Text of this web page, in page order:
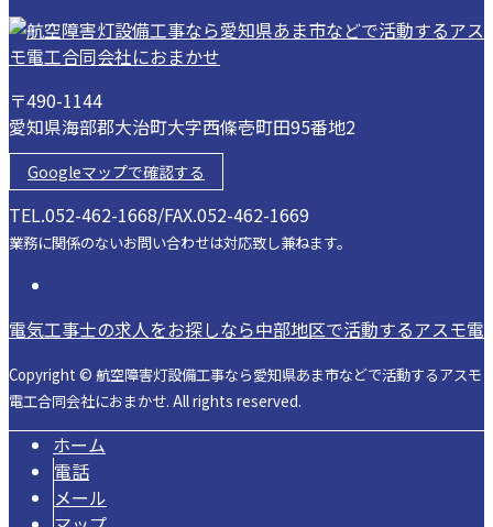
〒490-1144
愛知県海部郡大治町大字西條壱町田95番地2
Googleマップで確認する
TEL.052-462-1668/FAX.052-462-1669
業務に関係のないお問い合わせは対応致し兼ねます。
電気工事士の求人をお探しなら中部地区で活動するアスモ
Copyright © 航空障害灯設備工事なら愛知県あま市などで活動するアスモ
電工合同会社におまかせ. All rights reserved.
ホーム
電話
メール